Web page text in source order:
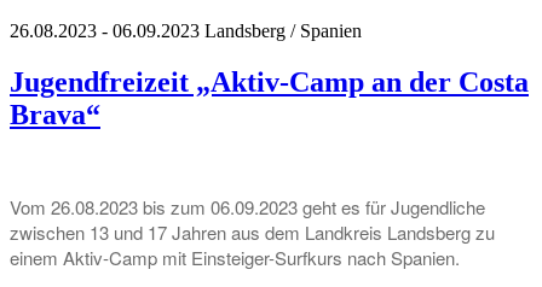
26.08.2023 - 06.09.2023 Landsberg / Spanien
Jugendfreizeit „Aktiv-Camp an der Costa
Brava“
Vom 26.08.2023 bis zum 06.09.2023 geht es für Jugendliche
zwischen 13 und 17 Jahren aus dem Landkreis Landsberg zu
einem Aktiv-Camp mit Einsteiger-Surfkurs nach Spanien.